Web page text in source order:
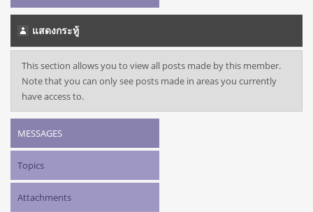
แสดงกระทู้
This section allows you to view all posts made by this member.
Note that you can only see posts made in areas you currently
have access to.
MESSAGES
Topics
Attachments